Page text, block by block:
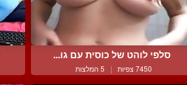
סלפי לוהט של כוסית עם גו...
7450 צפיות | 5 המלצות